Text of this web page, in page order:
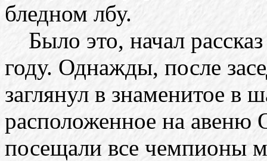
бледном лбу.
Было это, начал
году. Однажды, после
заглянул в знаменитое
расположенное на авеню
посещали все чемпионы